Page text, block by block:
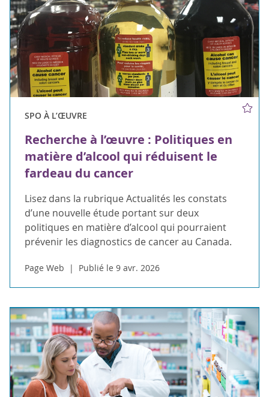
SPO À L’ŒUVRE
Recherche à l’œuvre : Politiques en
matière d’alcool qui réduisent le
fardeau du cancer
Lisez dans la rubrique Actualités les constats
d’une nouvelle étude portant sur deux
politiques en matière d’alcool qui pourraient
prévenir les diagnostics de cancer au Canada.
Page Web Publié le 9 avr. 2026